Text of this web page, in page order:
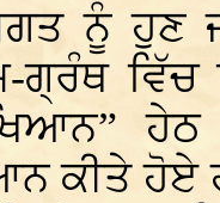
ਨੂੰ ਹੁਣ
ਗ੍ਰੰਥ ਵਿੱਚ
ਕੀਤੇ